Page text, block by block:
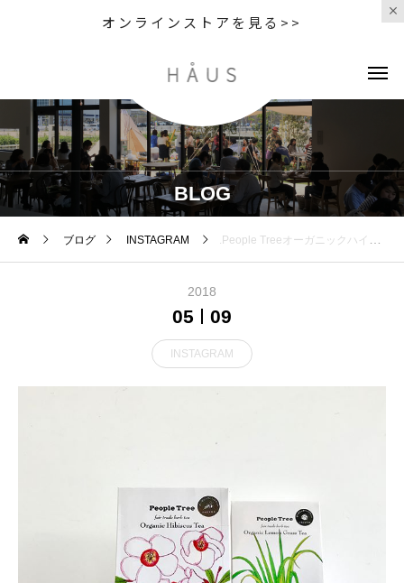
オンラインストアを見る>>
BLOG
ブログ INSTAGRAM .People Treeオーガニックハイビスカスティーオーガニックレモングラスティーが入荷しております︎.パッケージも可愛いく、実際ハイビスカスティーを淹れてみると…！綺麗な赤みがかったピンクに…☆.オススメの飲み方のはちみつを入れて飲むと酸味がまろやかになりとても飲みやすかったです◎ご自身用にももちろんギフトとしてもオススメです♩..#haus_matsue #hausmatsue #haus#peopletree#ギフト#島根カフェ #松江カフェ#松江 #島根 #山陰
2018
05 09
INSTAGRAM